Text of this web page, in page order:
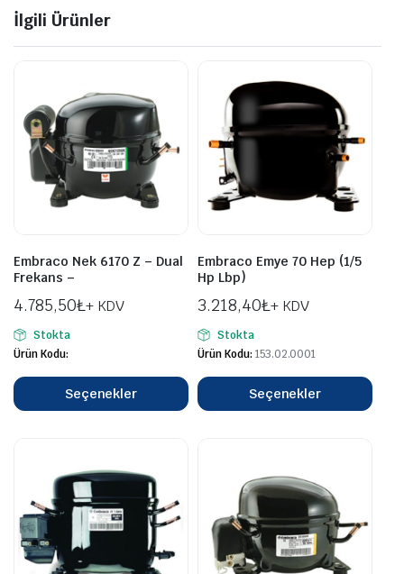
İlgili Ürünler
Embraco Nek 6170 Z – Dual
Frekans –
4.785,50₺+ KDV
Stokta
Ürün Kodu:
Seçenekler
Embraco Emye 70 Hep (1/5
Hp Lbp)
3.218,40₺+ KDV
Stokta
Ürün Kodu: 153.02.0001
Seçenekler